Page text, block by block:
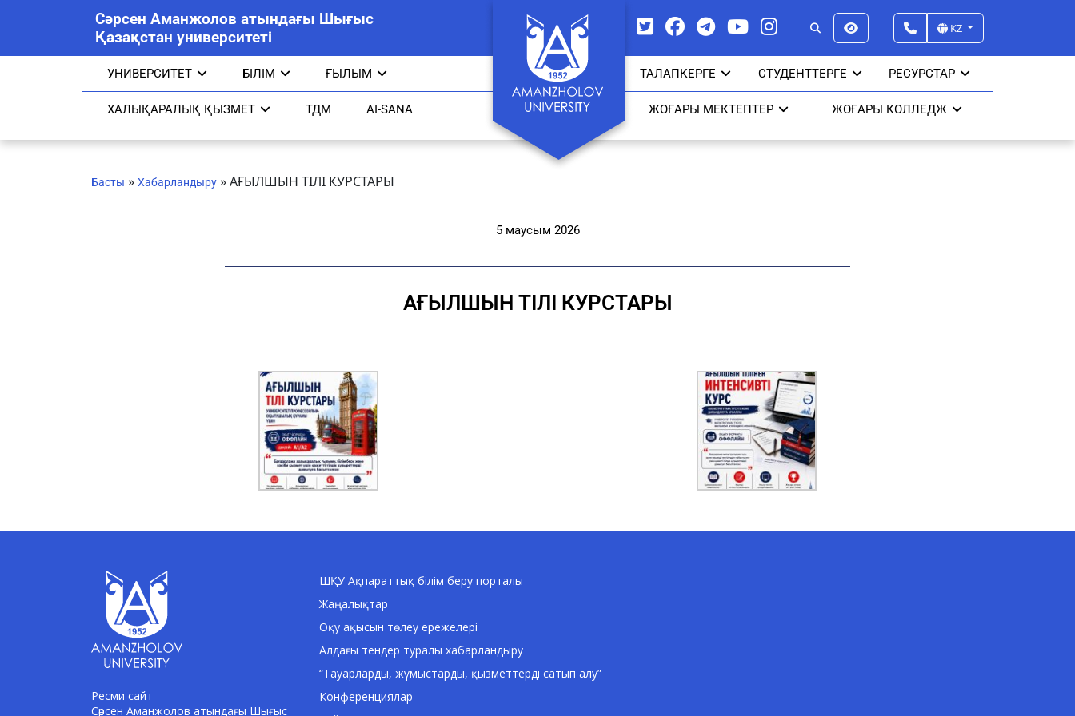
Сәрсен Аманжолов атындағы Шығыс
Қазақстан университеті
KZ
УНИВЕРСИТЕТ БІЛІМ ҒЫЛЫМ ТАЛАПКЕРГЕ СТУДЕНТТЕРГЕ РЕСУРСТАР
ХАЛЫҚАРАЛЫҚ ҚЫЗМЕТ ТДМ AI-SANA ЖОҒАРЫ МЕКТЕПТЕР ЖОҒАРЫ КОЛЛЕДЖ
Басты » Хабарландыру »АҒЫЛШЫН ТІЛІ КУРСТАРЫ
5 маусым 2026
АҒЫЛШЫН ТІЛІ КУРСТАРЫ
Ресми сайт
Сәрсен Аманжолов атындағы Шығыс
ШҚУ Ақпараттық білім беру порталы
Жаңалықтар
Оқу ақысын төлеу ережелері
Алдағы тендер туралы хабарландыру
“Тауарларды, жұмыстарды, қызметтерді сатып алу”
Конференциялар
Amanzholov University көмекшісі